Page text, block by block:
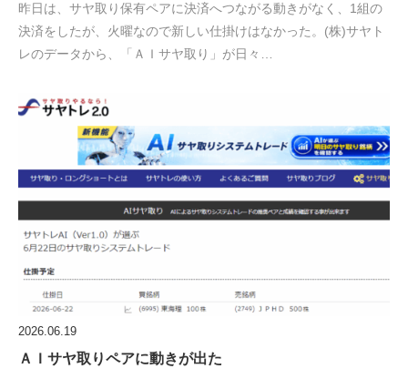
昨日は、サヤ取り保有ペアに決済へつながる動きがなく、1組の
決済をしたが、火曜なので新しい仕掛けはなかった。(株)サヤト
レのデータから、「ＡＩサヤ取り」が日々…
2026.06.19
ＡＩサヤ取りペアに動きが出た